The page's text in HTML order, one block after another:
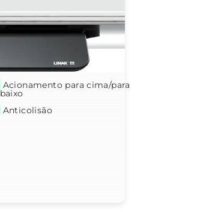
Acionamento para cima/para
baixo
Anticolisão